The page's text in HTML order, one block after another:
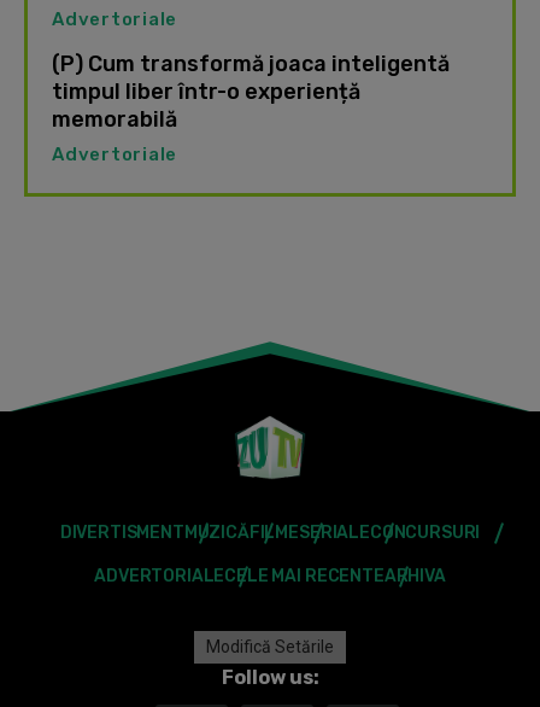
Advertoriale
(P) Cum transformă joaca inteligentă
timpul liber într-o experiență
memorabilă
Advertoriale
DIVERTISMENT MUZICĂFILMESERIALECONCURSURI
ADVERTORIALECELE MAI RECENTEARHIVA
Modifică Setările
Follow us: